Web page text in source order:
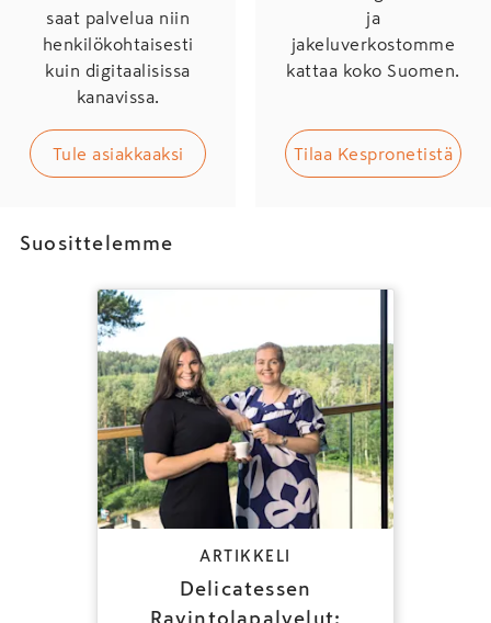
saat palvelua niin
henkilökohtaisesti
kuin digitaalisissa
kanavissa.
Tule asiakkaaksi
ja
jakeluverkostomme
kattaa koko Suomen.
Tilaa Kespronetistä
Suosittelemme
ARTIKKELI
Delicatessen
Ravintolapalvelut: